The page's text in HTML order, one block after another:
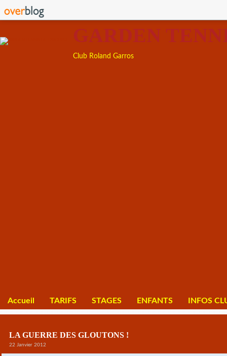
GARDEN
Club Roland Garros
Accueil TARIFS STAGES ENFANTS INFOS
LA GUERRE DES GLOUTONS !
22 Janvier 2012